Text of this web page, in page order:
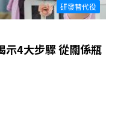
研發替代役
示4大步驟 從關係瓶